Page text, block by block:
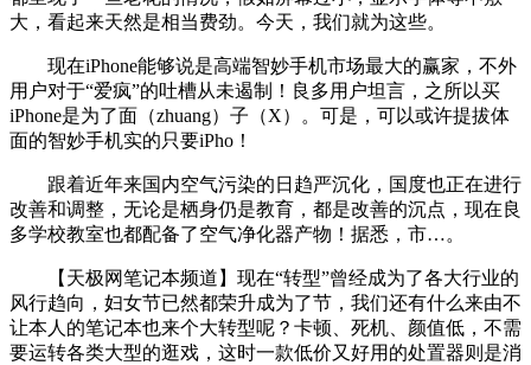
大，看起来天然是相当费劲。今天，我们就为这些。
现在iPhone能够说是高端智妙手机市场最大的赢家，不外
用户对于“爱疯”的吐槽从未遏制！良多用户坦言，之所以买
iPhone是为了面（zhuang）子（X）。可是，可以或许提拔体
面的智妙手机实的只要iPho！
跟着近年来国内空气污染的日趋严沉化，国度也正在进行
改善和调整，无论是栖身仍是教育，都是改善的沉点，现在良
多学校教室也都配备了空气净化器产物！据悉，市…。
【天极网笔记本频道】现在“转型”曾经成为了各大行业的
风行趋向，妇女节已然都荣升成为了节，我们还有什么来由不
让本人的笔记本也来个大转型呢？卡顿、死机、颜值低，不需
要运转各类大型的逛戏，这时一款低价又好用的处置器则是消